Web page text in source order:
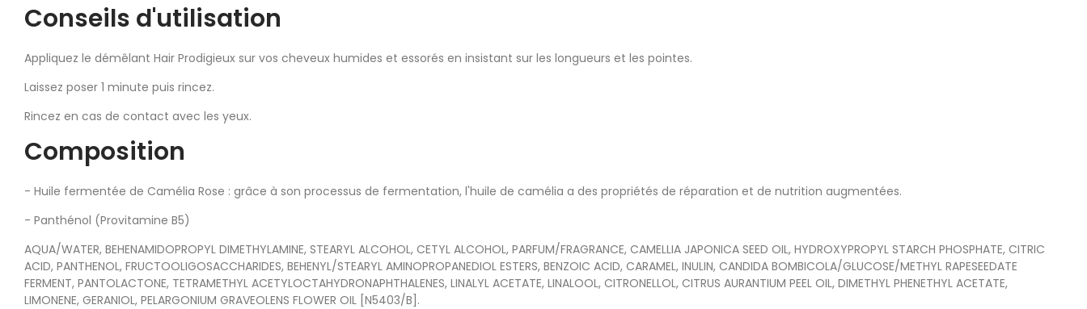
Conseils d'utilisation
Appliquez le démêlant Hair Prodigieux sur vos cheveux humides et essorés en insistant sur les longueurs et les pointes.
Laissez poser 1 minute puis rincez.
Rincez en cas de contact avec les yeux.
Composition
- Huile fermentée de Camélia Rose : grâce à son processus de fermentation, l'huile de camélia a des propriétés de réparation et de nutrition augmentées.
- Panthénol (Provitamine B5)​
AQUA/WATER, BEHENAMIDOPROPYL DIMETHYLAMINE, STEARYL ALCOHOL, CETYL ALCOHOL, PARFUM/FRAGRANCE, CAMELLIA JAPONICA SEED OIL, HYDROXYPROPYL STARCH PHOSPHATE, CITRIC
ACID, PANTHENOL, FRUCTOOLIGOSACCHARIDES, BEHENYL/STEARYL AMINOPROPANEDIOL ESTERS, BENZOIC ACID, CARAMEL, INULIN, CANDIDA BOMBICOLA/GLUCOSE/METHYL RAPESEEDATE
FERMENT, PANTOLACTONE, TETRAMETHYL ACETYLOCTAHYDRONAPHTHALENES, LINALYL ACETATE, LINALOOL, CITRONELLOL, CITRUS AURANTIUM PEEL OIL, DIMETHYL PHENETHYL ACETATE,
LIMONENE, GERANIOL, PELARGONIUM GRAVEOLENS FLOWER OIL [N5403/B].